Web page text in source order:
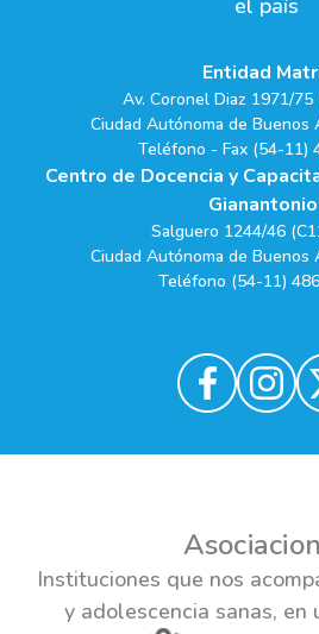
el país
Entidad
Av. Coronel Diaz 1971/75
Ciudad Autónoma de Buenos
Teléfono - Fax (54-11)
Centro de Docencia y
Salguero 1244/46
Ciudad Autónoma de Buenos
Teléfono (54-11)
Instituciones que nos
y adolescencia sanas, en